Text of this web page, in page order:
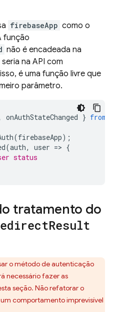
firebaseApp como o
função
não é encadeada na
na API com
é uma função livre que
parâmetro.
onAuthStateChanged } from
(firebaseApp);
(auth, user => {
status
tratamento do
Result
o método de autenticação
necessário fazer as
seção. Não refatorar o
comportamento imprevisível